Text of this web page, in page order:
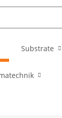
Substrate